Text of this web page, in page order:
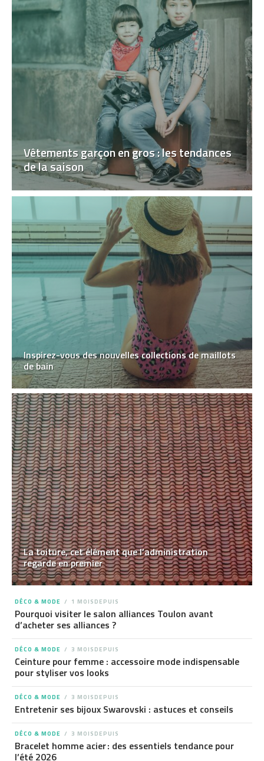
Vêtements garçon en gros : les tendances
de la saison
Inspirez-vous des nouvelles collections de maillots
de bain
La toiture, cet élément que l’administration
regarde en premier
DÉCO & MODE 1 MOISDEPUIS
Pourquoi visiter le salon alliances Toulon avant
d’acheter ses alliances ?
DÉCO & MODE 3 MOISDEPUIS
Ceinture pour femme : accessoire mode indispensable
pour styliser vos looks
DÉCO & MODE 3 MOISDEPUIS
Entretenir ses bijoux Swarovski : astuces et conseils
DÉCO & MODE 3 MOISDEPUIS
Bracelet homme acier : des essentiels tendance pour
l’été 2026